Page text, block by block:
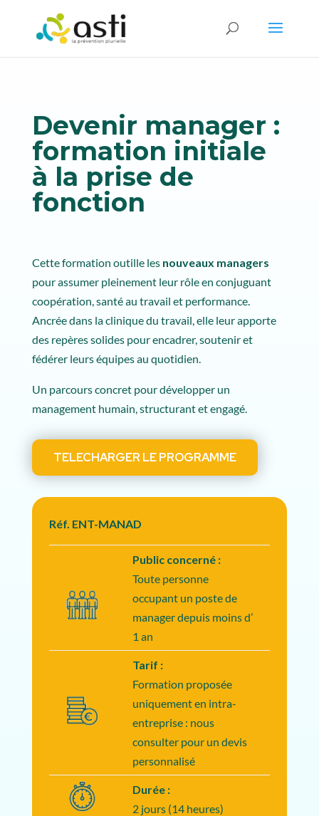
Devenir manager :
formation initiale
à la prise de
fonction
Cette formation outille les nouveaux managers
pour assumer pleinement leur rôle en conjuguant
coopération, santé au travail et performance.
Ancrée dans la clinique du travail, elle leur apporte
des repères solides pour encadrer, soutenir et
fédérer leurs équipes au quotidien.
Un parcours concret pour développer un
management humain, structurant et engagé.
TELECHARGER LE PROGRAMME
Réf. ENT-MANAD
Public concerné :
Toute personne
occupant un poste de
manager depuis moins d’
1 an
Tarif :
Formation proposée
uniquement en intra-
entreprise : nous
consulter pour un devis
personnalisé
Durée :
2 jours (14 heures)